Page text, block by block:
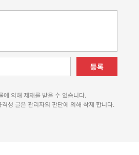
등록
의해 제재를 받을 수 있습니다.
성 글은 관리자의 판단에 의해 삭제 합니다.